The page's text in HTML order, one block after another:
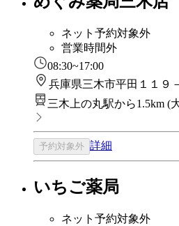
ネット予約対象外
営業時間外
08:30~17:00
兵庫県三木市平田１１９
三木上の丸駅から1.5km (
予約対象外 詳細
いちご薬局
ネット予約対象外